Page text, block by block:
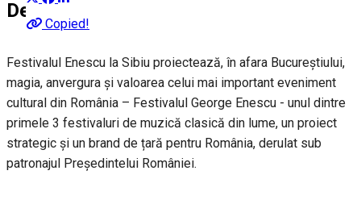
Copied!
Despre
Festivalul Enescu la Sibiu proiectează, în afara Bucureștiului,
magia, anvergura și valoarea celui mai important eveniment
cultural din România – Festivalul George Enescu - unul dintre
primele 3 festivaluri de muzică clasică din lume, un proiect
strategic și un brand de țară pentru România, derulat sub
patronajul Președintelui României.